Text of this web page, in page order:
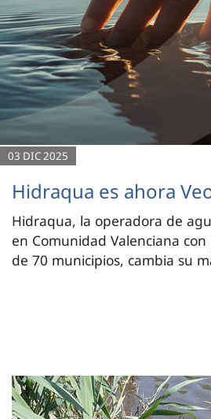
03 DIC 2025
Hidraqua es ahora
Hidraqua, la operadora de
en Comunidad Valenciana
de 70 municipios, cambia su